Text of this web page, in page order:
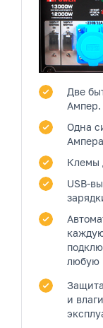
Две
Ампер.
Одна
Клемы
USB-
любую
и